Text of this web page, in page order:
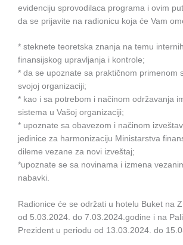
evidenciju sprovodilaca programa i ovim
da se prijavite na radionicu koja će Vam
* steknete teoretska znanja na temu
finansijskog upravljanja i kontrole;
* da se upoznate sa praktičnom primenom
svojoj organizaciji;
* kao i sa potrebom i načinom održavanja
sistema u Vašoj organizaciji;
* upoznate sa obavezom i načinom
jedinice za harmonizaciju Ministarstva
dileme vezane za novi izveštaj;
*upoznate se sa novinama i izmena
nabavki.
Radionice će se održati u hotelu Buket na
od 5.03.2024. do 7.03.2024.godine i na
Prezident u periodu od 13.03.2024. do